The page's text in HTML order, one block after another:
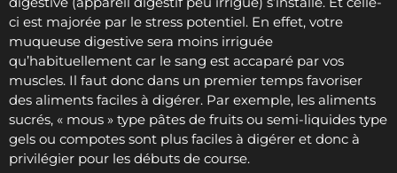
ci est majorée par le stress potentiel. En effet, votre
muqueuse digestive sera moins irriguée
qu’habituellement car le sang est accaparé par vos
muscles. Il faut donc dans un premier temps favoriser
des aliments faciles à digérer. Par exemple, les aliments
sucrés, « mous » type pâtes de fruits ou semi-liquides type
gels ou compotes sont plus faciles à digérer et donc à
privilégier pour les débuts de course.